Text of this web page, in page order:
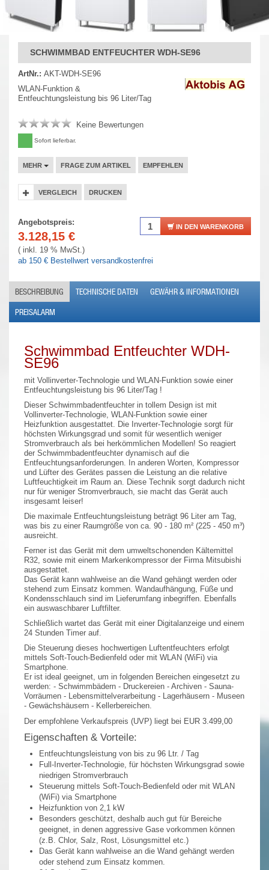
SCHWIMMBAD ENTFEUCHTER WDH-SE96
ArtNr.: AKT-WDH-SE96
WLAN-Funktion &
Entfeuchtungsleistung bis 96 Liter/Tag
Keine Bewertungen
Sofort lieferbar.
MEHR FRAGE ZUM ARTIKEL EMPFEHLEN
VERGLEICH DRUCKEN
IN DEN WARENKORB
Angebotspreis:
3.128,15 €
( inkl. 19 % MwSt.)
ab 150 € Bestellwert versandkostenfrei
BESCHREIBUNG TECHNISCHE DATEN GEWÄHR & INFORMATIONEN
PREISALARM
Schwimmbad Entfeuchter WDH-
SE96
mit Vollinverter-Technologie und WLAN-Funktion sowie einer
Entfeuchtungsleistung bis 96 Liter/Tag !
Dieser Schwimmbadentfeuchter in tollem Design ist mit
Vollinverter-Technologie, WLAN-Funktion sowie einer
Heizfunktion ausgestattet. Die Inverter-Technologie sorgt für
höchsten Wirkungsgrad und somit für wesentlich weniger
Stromverbrauch als bei herkömmlichen Modellen! So reagiert
der Schwimmbadentfeuchter dynamisch auf die
Entfeuchtungsanforderungen. In anderen Worten, Kompressor
und Lüfter des Gerätes passen die Leistung an die relative
Luftfeuchtigkeit im Raum an. Diese Technik sorgt dadurch nicht
nur für weniger Stromverbrauch, sie macht das Gerät auch
insgesamt leiser!
Die maximale Entfeuchtungsleistung beträgt 96 Liter am Tag,
was bis zu einer Raumgröße von ca. 90 - 180 m² (225 - 450 m³)
ausreicht.
Ferner ist das Gerät mit dem umweltschonenden Kältemittel
R32, sowie mit einem Markenkompressor der Firma Mitsubishi
ausgestattet.
Das Gerät kann wahlweise an die Wand gehängt werden oder
stehend zum Einsatz kommen. Wandaufhängung, Füße und
Kondensschlauch sind im Lieferumfang inbegriffen. Ebenfalls
ein auswaschbarer Luftfilter.
Schließlich wartet das Gerät mit einer Digitalanzeige und einem
24 Stunden Timer auf.
Die Steuerung dieses hochwertigen Luftentfeuchters erfolgt
mittels Soft-Touch-Bedienfeld oder mit WLAN (WiFi) via
Smartphone.
Er ist ideal geeignet, um in folgenden Bereichen eingesetzt zu
werden: - Schwimmbädern - Druckereien - Archiven - Sauna-
Vorräumen - Lebensmittelverarbeitung - Lagerhäusern - Museen
- Gewächshäusern - Kellerbereichen.
Der empfohlene Verkaufspreis (UVP) liegt bei EUR 3.499,00
Eigenschaften & Vorteile:
Entfeuchtungsleistung von bis zu 96 Ltr. / Tag
Full-Inverter-Technologie, für höchsten Wirkungsgrad sowie
niedrigen Stromverbrauch
Steuerung mittels Soft-Touch-Bedienfeld oder mit WLAN
(WiFi) via Smartphone
Heizfunktion von 2,1 kW
Besonders geschützt, deshalb auch gut für Bereiche
geeignet, in denen aggressive Gase vorkommen können
(z.B. Chlor, Salz, Rost, Lösungsmittel etc.)
Das Gerät kann wahlweise an die Wand gehängt werden
oder stehend zum Einsatz kommen.